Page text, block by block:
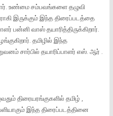
உண்மை சம்பவங்களை தழுவி
இருக்கும் இந்த திரைப்படத்தை
பன்னி வாஸ் தயாரித்திருக்கிறார்.
தமிழில் இந்த
சார்பில் தயாரிப்பாளர் எஸ். ஆர் .
திரையரங்குகளில் தமிழ் ,
இந்த திரைப்படத்தினை